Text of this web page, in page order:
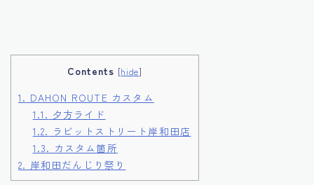
Contents [hide]
1. DAHON ROUTE カスタム
1.1. 夕方ライド
1.2. ラビットストリート岸和田店
1.3. カスタム箇所
2. 岸和田だんじり祭り